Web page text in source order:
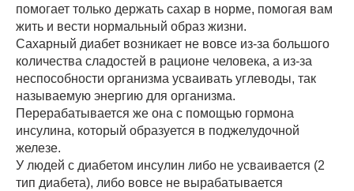
помогает только держать сахар в норме, помогая вам
жить и вести нормальный образ жизни.
Сахарный диабет возникает не вовсе из-за большого
количества сладостей в рационе человека, а из-за
неспособности организма усваивать углеводы, так
называемую энергию для организма.
Перерабатывается же она с помощью гормона
инсулина, который образуется в поджелудочной
железе.
У людей с диабетом инсулин либо не усваивается (2
тип диабета), либо вовсе не вырабатывается